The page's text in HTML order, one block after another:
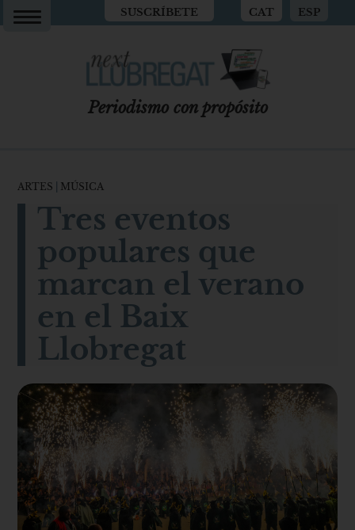
SUSCRÍBETE CAT ESP
Periodismo con propósito
ARTES MÚSICA
Tres eventos
populares que
marcan el verano
en el Baix
Llobregat